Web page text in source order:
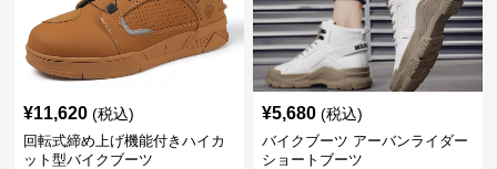
¥11,620 (税込)
回転式締め上げ機能付きハイカ
ット型バイクブーツ
¥5,680 (税込)
バイクブーツ アーバンライダー
ショートブーツ